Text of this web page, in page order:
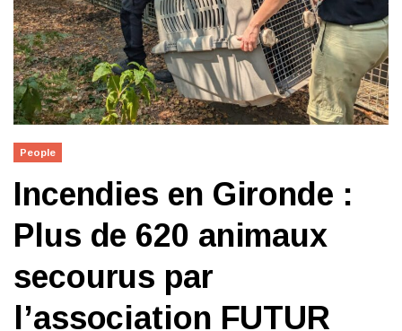
People
Incendies en Gironde :
Plus de 620 animaux
secourus par
l’association FUTUR